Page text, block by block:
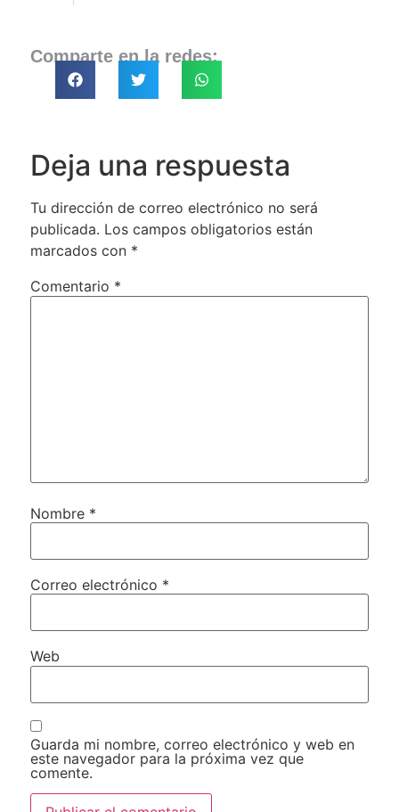
Comparte en la redes:
Deja una respuesta
Tu dirección de correo electrónico no será
publicada. Los campos obligatorios están
marcados con *
Comentario *
Nombre *
Correo electrónico *
Web
Guarda mi nombre, correo electrónico y web en
este navegador para la próxima vez que
comente.